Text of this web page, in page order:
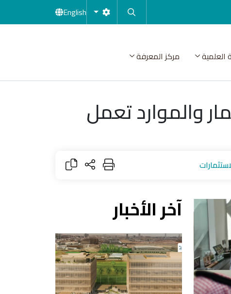
English
العلمية مركز المعرفة
، لجنة الاستثمار والموارد تعمل
آخر الأخبار